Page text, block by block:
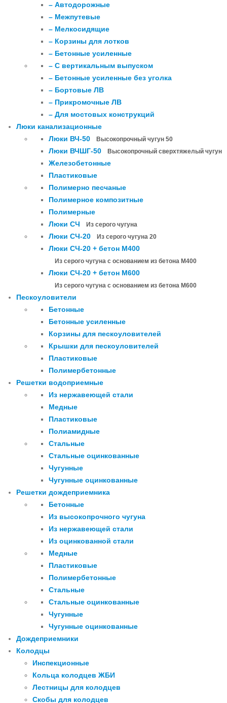
– Автодорожные
– Межпутевые
– Мелкосидящие
– Корзины для лотков
– Бетонные усиленные
– С вертикальным выпуском
– Бетонные усиленные без уголка
– Бортовые ЛВ
– Прикромочные ЛВ
– Для мостовых конструкций
Люки канализационные
Люки ВЧ-50
Высокопрочный чугун 50
Люки ВЧШГ-50 Высокопрочный сверхтяжелый чугун
Железобетонные
Пластиковые
Полимерно песчаные
Полимерное композитные
Полимерные
Люки СЧ
Из серого чугуна
Люки СЧ-20 Из серого чугуна 20
Люки СЧ-20 + бетон М400
Из серого чугуна с основанием из бетона М400
Люки СЧ-20 + бетон М600
Из серого чугуна с основанием из бетона М600
Пескоуловители
Бетонные
Бетонные усиленные
Корзины для пескоуловителей
Крышки для пескоуловителей
Пластиковые
Полимербетонные
Решетки водоприемные
Из нержавеющей стали
Медные
Пластиковые
Полиамидные
Стальные
Стальные оцинкованные
Чугунные
Чугунные оцинкованные
Решетки дождеприемника
Бетонные
Из высокопрочного чугуна
Из нержавеющей стали
Из оцинкованной стали
Медные
Пластиковые
Полимербетонные
Стальные
Стальные оцинкованные
Чугунные
Чугунные оцинкованные
Дождеприемники
Колодцы
Инспекционные
Кольца колодцев ЖБИ
Лестницы для колодцев
Скобы для колодцев